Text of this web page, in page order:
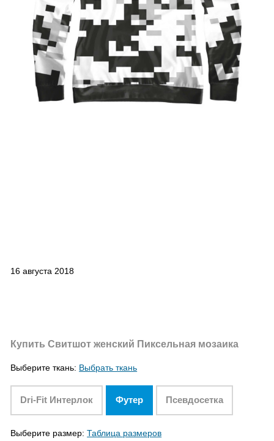
16 августа 2018
Купить Свитшот женский Пиксельная мозаика
Выберите ткань: Выбрать ткань
Dri-Fit Интерлок Футер Псевдосетка
Выберите размер:Таблица размеров